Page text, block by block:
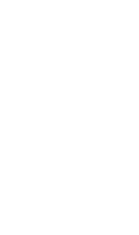
ダイエット、健康食品現地中国か